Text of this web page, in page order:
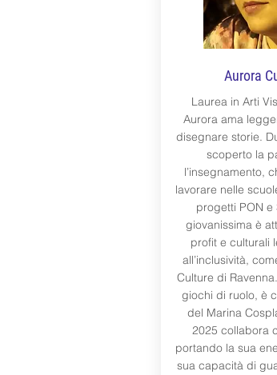
Aurora
Laurea in Arti
Aurora ama
disegnare storie.
scoperto la
l’insegnamento,
lavorare nelle
progetti PON e
giovanissima è
profit e culturali
all’inclusività,
Culture di
giochi di ruolo, è
del Marina
2025 collabora
portando la sua
sua capacità di